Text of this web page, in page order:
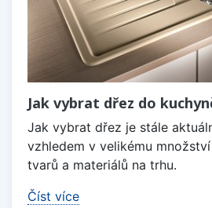
Jak vybrat dřez do
Jak vybrat dřez je stále
vzhledem v velikému
tvarů a materiálů na trhu.
Číst více